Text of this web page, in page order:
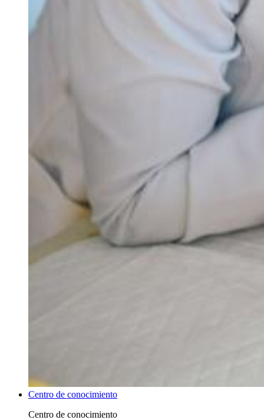
Centro de conocimiento
Centro de conocimiento